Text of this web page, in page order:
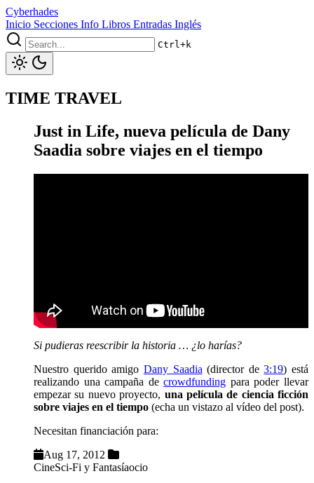
Cyberhades
Inicio Secciones Info Libros Entradas Inglés
Ctrl+k
TIME TRAVEL
Just in Life, nueva película de Dany
Saadia sobre viajes en el tiempo
Si pudieras reescribir la historia … ¿lo harías?
Nuestro querido amigo Dany Saadia (director de3:19) está
realizando una campaña decrowdfunding para poder llevar
empezar su nuevo proyecto, una película de ciencia ficción
sobre viajes en el tiempo (echa un vistazo al vídeo del post).
Necesitan financiación para:
Aug 17, 2012
CineSci-Fi y Fantasíaocio